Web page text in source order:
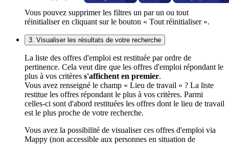
Vous pouvez supprimer les filtres un par un ou tout
réinitialiser en cliquant sur le bouton « Tout réinitialiser ».
3. Visualiser les résultats de votre recherche
La liste des offres d'emploi est restituée par ordre de
pertinence. Cela veut dire que les offres d'emploi répondant le
plus à vos critères s'affichent en premier.
Vous avez renseigné le champ « Lieu de travail » ? La liste
restitue les offres répondant le plus à vos critères. Parmi
celles-ci sont d'abord restituées les offres dont le lieu de travail
est le plus proche de votre recherche.
Vous avez la possibilité de visualiser ces offres d'emploi via
Mappy (non accessible aux personnes en situation de